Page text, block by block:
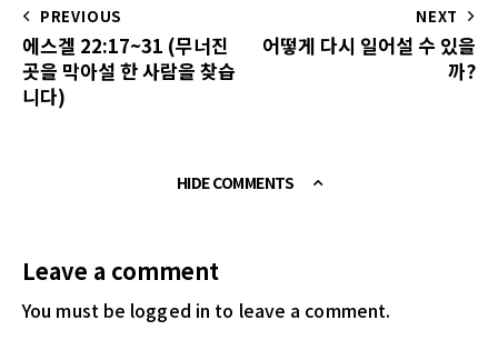
PREVIOUS
에스겔 22:17~31 (무너진
곳을 막아설 한 사람을 찾습
니다)
NEXT
어떻게 다시 일어설 수 있을
까?
HIDE COMMENTS
Leave a comment
You must be logged in to leave a comment.